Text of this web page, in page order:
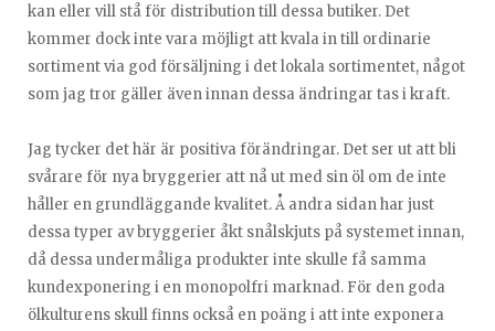
kan eller vill stå för distribution till dessa butiker. Det
kommer dock inte vara möjligt att kvala in till ordinarie
sortiment via god försäljning i det lokala sortimentet, något
som jag tror gäller även innan dessa ändringar tas i kraft.
Jag tycker det här är positiva förändringar. Det ser ut att bli
svårare för nya bryggerier att nå ut med sin öl om de inte
håller en grundläggande kvalitet. Å andra sidan har just
dessa typer av bryggerier åkt snålskjuts på systemet innan,
då dessa undermåliga produkter inte skulle få samma
kundexponering i en monopolfri marknad. För den goda
ölkulturens skull finns också en poäng i att inte exponera